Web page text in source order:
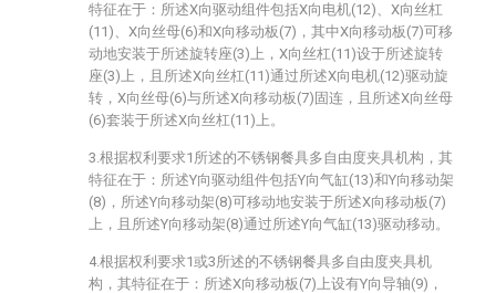
特征在于：所述X向驱动组件包括X向电机(12)、X向丝杠
(11)、X向丝母(6)和X向移动板(7)，其中X向移动板(7)可移
动地安装于所述旋转座(3)上，X向丝杠(11)设于所述旋转
座(3)上，且所述X向丝杠(11)通过所述X向电机(12)驱动旋
转，X向丝母(6)与所述X向移动板(7)固连，且所述X向丝母
(6)套装于所述X向丝杠(11)上。
3.根据权利要求1所述的不锈钢餐具多自由度夹具机构，其
特征在于：所述Y向驱动组件包括Y向气缸(13)和Y向移动架
(8)，所述Y向移动架(8)可移动地安装于所述X向移动板(7)
上，且所述Y向移动架(8)通过所述Y向气缸(13)驱动移动。
4.根据权利要求1或3所述的不锈钢餐具多自由度夹具机
构，其特征在于：所述X向移动板(7)上设有Y向导轴(9)，